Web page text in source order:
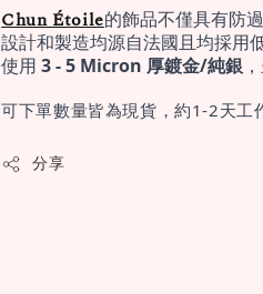
Chun Étoile的飾品不僅具有防
設計和製造均源自法國且均採用
使用 3 - 5 Micron 厚鍍金/純銀
可下單數量皆為現貨，約1-2天工
分享